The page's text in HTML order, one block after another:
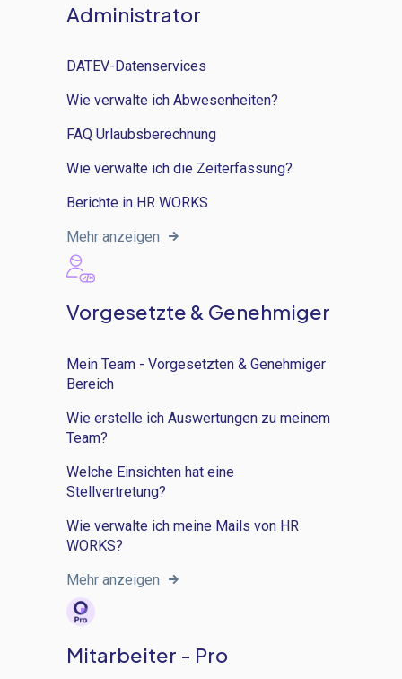
Administrator
DATEV-Datenservices
Wie verwalte ich Abwesenheiten?
FAQ Urlaubsberechnung
Wie verwalte ich die Zeiterfassung?
Berichte in HR WORKS
Mehr anzeigen
Vorgesetzte & Genehmiger
Mein Team - Vorgesetzten & Genehmiger
Bereich
Wie erstelle ich Auswertungen zu meinem
Team?
Welche Einsichten hat eine
Stellvertretung?
Wie verwalte ich meine Mails von HR
WORKS?
Mehr anzeigen
Mitarbeiter - Pro